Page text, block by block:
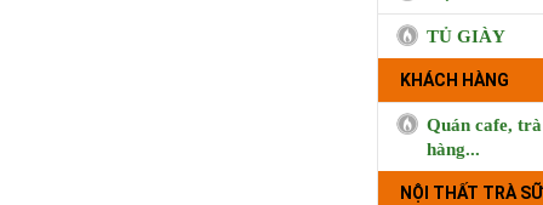
TỦ GIÀY
KHÁCH HÀNG
Quán cafe,
hàng...
NỘI THẤT TRÀ
BUI